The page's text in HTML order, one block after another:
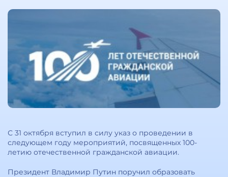
С 31 октября вступил в силу указ о проведении в
следующем году мероприятий, посвященных 100-
летию отечественной гражданской авиации.
Президент Владимир Путин поручил образовать